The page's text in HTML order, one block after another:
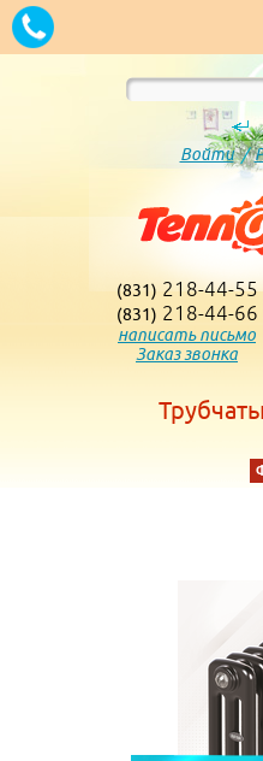
Войти/
(831) 218-44-55
(831) 218-44-66
написать письмо
Заказ звонка